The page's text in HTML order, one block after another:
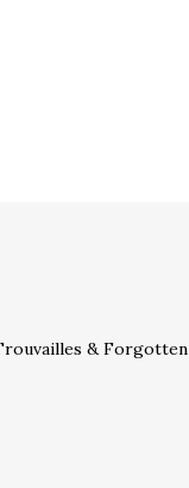
& Forgotten